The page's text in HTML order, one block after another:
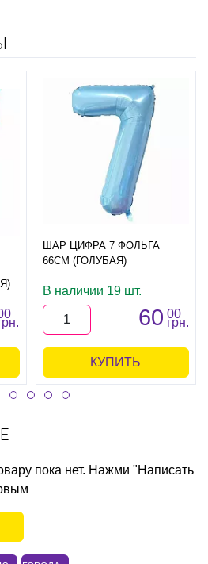
ШАР ЦИФРА 7 ФОЛЬГА
66СМ (ГОЛУБАЯ)
В наличии 19 шт.
60 00
грн.
КУПИТЬ
пока нет. Нажми "Написать